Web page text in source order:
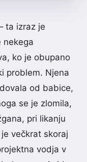
ta izraz je
nekega
ko je obupano
problem. Njena
od babice,
se je zlomila,
pri likanju
večkrat skoraj
vodja v